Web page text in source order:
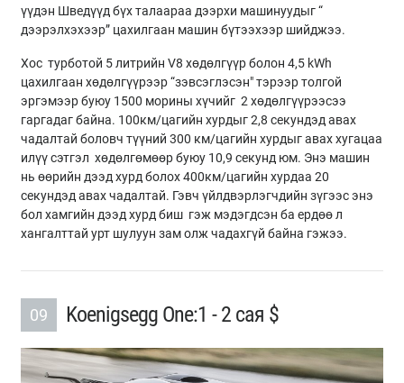
үүдэн Шведүүд бүх талаараа дээрхи машинуудыг “
дээрэлхэхээр” цахилгаан машин бүтээхээр шийджээ.
Хос турботой 5 литрийн V8 хөдөлгүүр болон 4,5 kWh
цахилгаан хөдөлгүүрээр “зэвсэглэсэн" тэрээр толгой
эргэмээр буюу 1500 морины хүчийг 2 хөдөлгүүрээсээ
гаргадаг байна. 100км/цагийн хурдыг 2,8 секундэд авах
чадалтай боловч түүний 300 км/цагийн хурдыг авах хугацаа
илүү сэтгэл хөдөлгөмөөр буюу 10,9 секунд юм. Энэ машин
нь өөрийн дээд хурд болох 400км/цагийн хурдаа 20
секундэд авах чадалтай. Гэвч үйлдвэрлэгчдийн зүгээс энэ
бол хамгийн дээд хурд биш гэж мэдэгдсэн ба ердөө л
хангалттай урт шулуун зам олж чадахгүй байна гэжээ.
09 Koenigsegg One:1 - 2 сая $